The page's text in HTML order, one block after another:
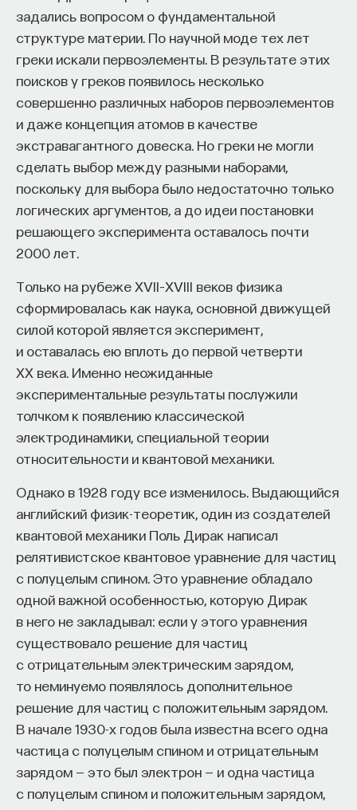
задались вопросом о фундаментальной
структуре материи. По научной моде тех лет
греки искали первоэлементы. В результате этих
поисков у греков появилось несколько
совершенно различных наборов первоэлементов
и даже концепция атомов в качестве
экстравагантного довеска. Но греки не могли
сделать выбор между разными наборами,
поскольку для выбора было недостаточно только
логических аргументов, а до идеи постановки
решающего эксперимента оставалось почти
2000 лет.
Только на рубеже XVII–XVIII веков физика
сформировалась как наука, основной движущей
силой которой является эксперимент,
и оставалась ею вплоть до первой четверти
XX века. Именно неожиданные
экспериментальные результаты послужили
толчком к появлению классической
электродинамики, специальной теории
относительности и квантовой механики.
Однако в 1928 году все изменилось. Выдающийся
английский физик-теоретик, один из создателей
квантовой механики Поль Дирак написал
релятивистское квантовое уравнение для частиц
с полуцелым спином. Это уравнение обладало
одной важной особенностью, которую Дирак
в него не закладывал: если у этого уравнения
существовало решение для частиц
с отрицательным электрическим зарядом,
то неминуемо появлялось дополнительное
решение для частиц с положительным зарядом.
В начале 1930-х годов была известна всего одна
частица с полуцелым спином и отрицательным
зарядом — это был электрон — и одна частица
с полуцелым спином и положительным зарядом,
оно формируется. Нам долго казалось, что
преподаватель может просто хорошо и логично
изложить материал, а студент — зафиксировать
его и затем воспроизвести. Но самый важный
момент происходит потом, когда человек
остается один на один с этим материалом
и пытается что-то с ним сделать. И получается,
что настоящее образование происходит
не в аудитории, а за ее пределами».
ИИ полезен не как костыль, а как
сложный собеседник
«Мы не наказываем студентов за использование
ИИ, потому что сам факт его использования еще
ничего не объясняет. Важно не то, что студент
обратился к ИИ, а то, как именно он это делает.
Если воспринимать ИИ просто как помощника,
ресурс или способ сэкономить усилия, студенты
чаще всего лишь снижают когнитивную
нагрузку — а университет вообще не для этого
создан. Они некритично делегируют агенту
самые разные задачи и переносят в эту
коммуникацию далеко не лучшие привычки.
Но если использовать ИИ как сложного
собеседника, который заставляет уточнять
основания, спорить и продумывать собственную
позицию, тогда студент действительно
продвигается. Решающее значение имеет
не объем общения и не тип задания, а характер
самой коммуникации».
«Мыслить как учёный» — подкаст основателя
ПостНауки Ивара Максутова о людях, которые
меняют мир. В каждом выпуске — разговоры
с исследователями, предпринимателями,
инвесторами и изобретателями. За десятки